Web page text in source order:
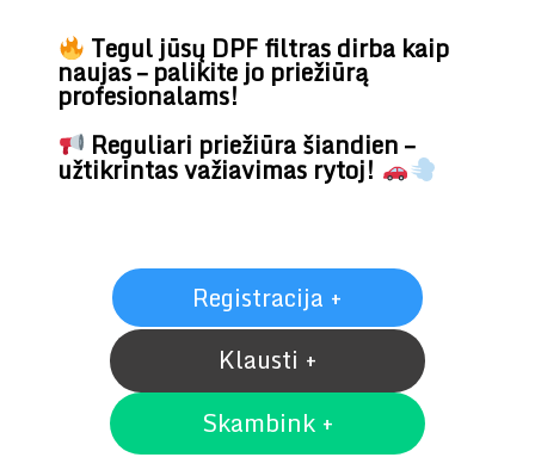
Tegul jūsų DPF filtras dirba kaip
naujas – palikite jo priežiūrą
profesionalams!
Reguliari priežiūra šiandien –
užtikrintas važiavimas rytoj!
Registracija +
Klausti +
Skambink +